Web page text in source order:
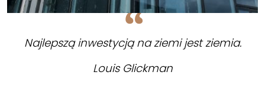
Najlepszą inwestycją na ziemi jest ziemia.
Louis Glickman